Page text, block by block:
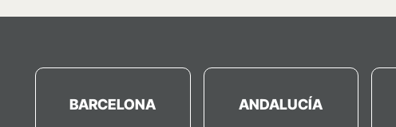
BARCELONA ANDALUCÍA